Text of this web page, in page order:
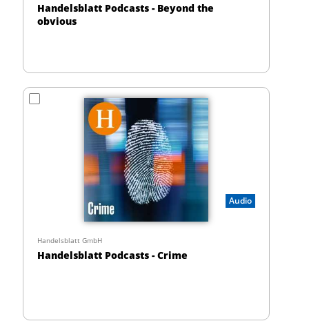
Handelsblatt Podcasts - Beyond the
obvious
Audio
Handelsblatt GmbH
Handelsblatt Podcasts - Crime